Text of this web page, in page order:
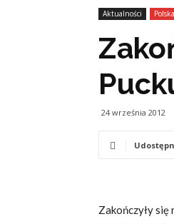
Aktualności Polska
24 września 2012
Zakończyły